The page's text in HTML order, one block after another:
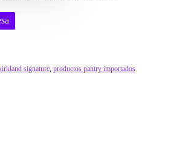
signature, productos pantry importados